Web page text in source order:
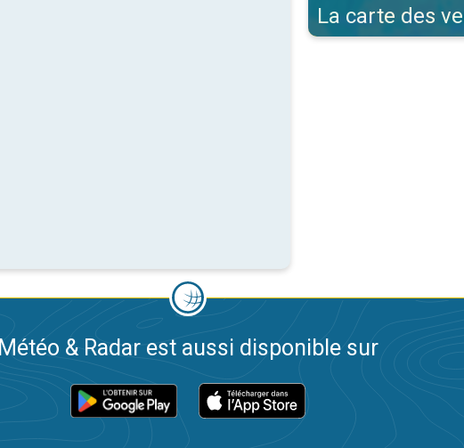
La carte des
Météo & Radar est aussi disponible sur